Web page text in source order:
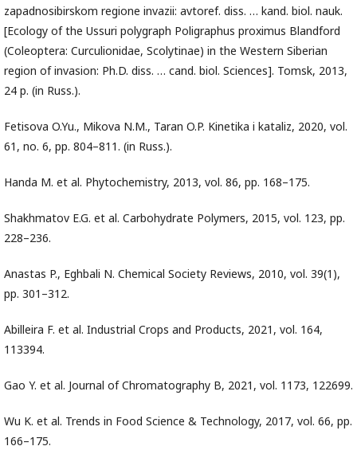
zapadnosibirskom regione invazii: avtoref. diss. … kand. biol. nauk.
[Ecology of the Ussuri polygraph Poligraphus proximus Blandford
(Coleoptera: Curculionidae, Scolytinae) in the Western Siberian
region of invasion: Ph.D. diss. … cand. biol. Sciences]. Tomsk, 2013,
24 p. (in Russ.).
Fetisova O.Yu., Mikova N.M., Taran O.P. Kinetika i kataliz, 2020, vol.
61, no. 6, pp. 804–811. (in Russ.).
Handa M. et al. Phytochemistry, 2013, vol. 86, pp. 168–175.
Shakhmatov E.G. et al. Carbohydrate Polymers, 2015, vol. 123, pp.
228–236.
Anastas P., Eghbali N. Chemical Society Reviews, 2010, vol. 39(1),
pp. 301–312.
Abilleira F. et al. Industrial Crops and Products, 2021, vol. 164,
113394.
Gao Y. et al. Journal of Chromatography B, 2021, vol. 1173, 122699.
Wu K. et al. Trends in Food Science & Technology, 2017, vol. 66, pp.
166–175.